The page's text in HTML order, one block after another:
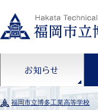
福岡市立博多工業高等学校